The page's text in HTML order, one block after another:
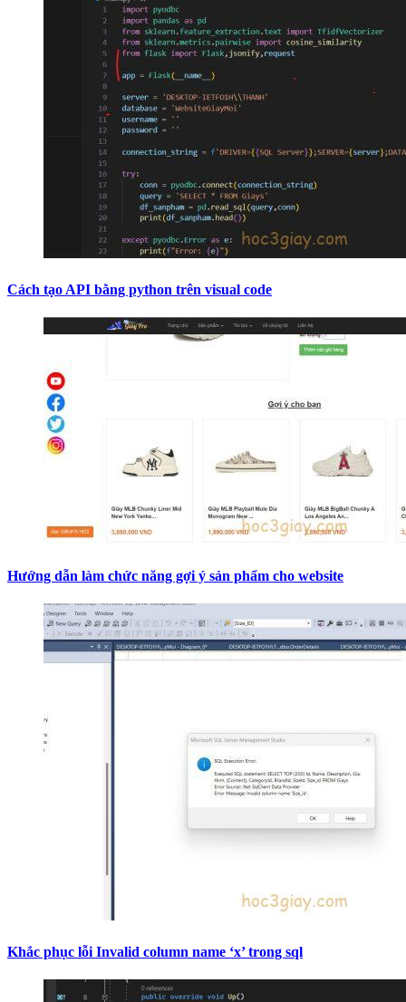
Cách tạo API bằng python trên visual code
Hướng dẫn làm chức năng gợi ý sản phẩm cho website
Khắc phục lỗi Invalid column name ‘x’ trong sql